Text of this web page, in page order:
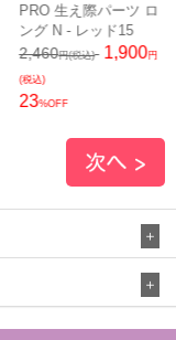
PRO 生え際パーツ ロ
ング N - レッド15
2,460円(税込) 1,900円
(税込)
23%OFF